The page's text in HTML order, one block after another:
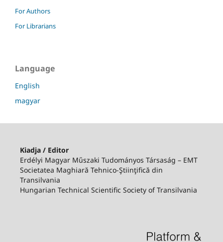
For Authors
For Librarians
Language
English
magyar
Kiadja / Editor
Erdélyi Magyar Műszaki Tudományos Társaság – EMT
Societatea Maghiară Tehnico-Ştiinţifică din
Transilvania
Hungarian Technical Scientific Society of Transilvania